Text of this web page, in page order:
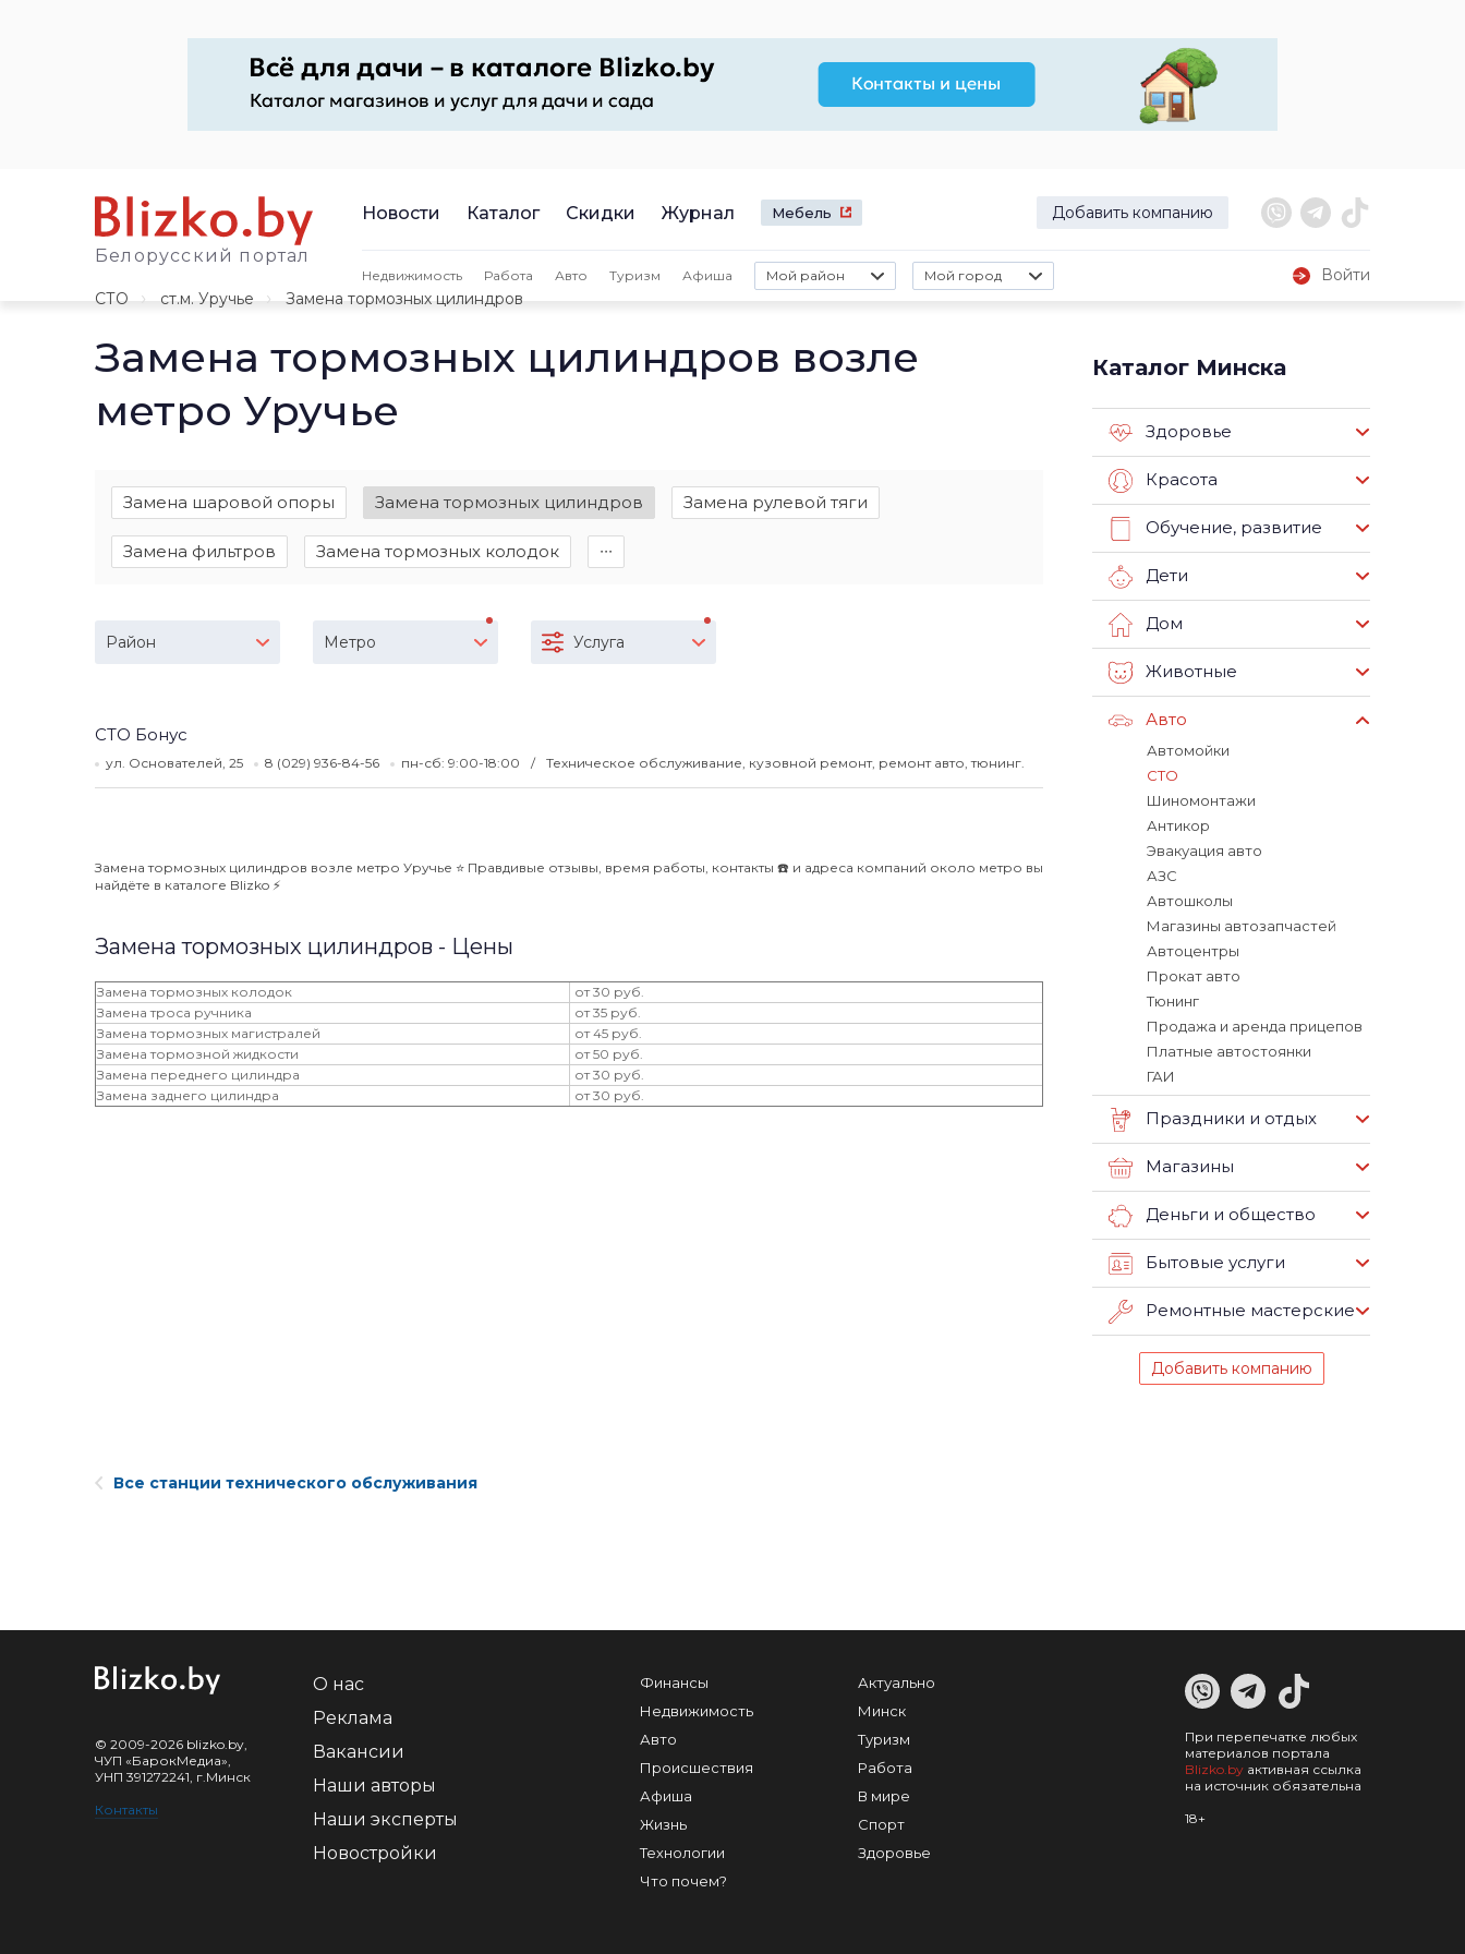
Белорусский портал
Новости Каталог Скидки Журнал Мебель Добавить компанию
Недвижимость Работа Авто Туризм Афиша Мой район Мой город
Войти
СТО
ст.м. Уручье Замена тормозных цилиндров
Замена тормозных цилиндров возле
метро Уручье
Замена шаровой опоры Замена тормозных цилиндров Замена рулевой тяги
Замена фильтров Замена тормозных колодок ∙∙∙
Район Метро Услуга
СТО Бонус
ул. Основателей, 25 8 (029) 936-84-56 пн-сб: 9:00-18:00 Техническое обслуживание, кузовной ремонт, ремонт авто, тюнинг.
Замена тормозных цилиндров возле метро Уручье ⭐️ Правдивые отзывы, время работы, контакты ☎️ и адреса компаний около метро вы
найдёте в каталоге Blizko ⚡️
Замена тормозных цилиндров - Цены
Замена тормозных колодок
от 30 руб.
Замена троса ручника
от 35 руб.
Замена тормозных магистралей
от 45 руб.
Замена тормозной жидкости
от 50 руб.
Замена переднего цилиндра
от 30 руб.
Замена заднего цилиндра
от 30 руб.
Каталог Минска
Здоровье
Красота
Обучение, развитие
Дети
Дом
Животные
Авто
Автомойки
СТО
Шиномонтажи
Антикор
Эвакуация авто
АЗС
Автошколы
Магазины автозапчастей
Автоцентры
Прокат авто
Тюнинг
Продажа и аренда прицепов
Платные автостоянки
ГАИ
Праздники и отдых
Магазины
Деньги и общество
Бытовые услуги
Ремонтные мастерские
Добавить компанию
Все станции технического обслуживания
© 2009-2026 blizko.by,
ЧУП «БарокМедиа»,
УНП 391272241, г.Минск
Контакты
О нас
Реклама
Вакансии
Наши авторы
Наши эксперты
Новостройки
Финансы
Недвижимость
Авто
Происшествия
Афиша
Жизнь
Технологии
Что почем?
Актуально
Минск
Туризм
Работа
В мире
Спорт
Здоровье
При перепечатке любых
материалов портала
Blizko.by активная ссылка
на источник обязательна
18+